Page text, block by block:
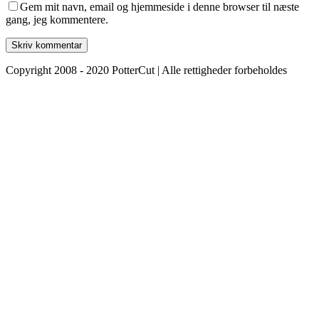
Gem mit navn, email og hjemmeside i denne browser til næste
gang, jeg kommentere.
Copyright 2008 - 2020 PotterCut | Alle rettigheder forbeholdes